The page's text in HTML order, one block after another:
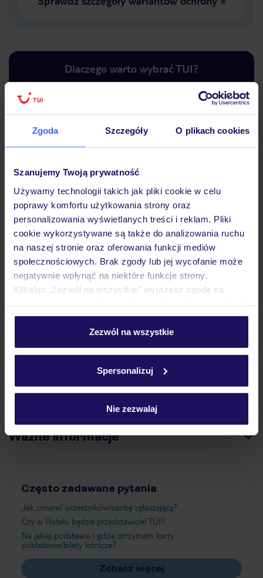
Zgoda Szczegóły O plikach cookies
Szanujemy Twoją prywatność
Używamy technologii takich jak pliki cookie w celu
poprawy komfortu użytkowania strony oraz
personalizowania wyświetlanych treści i reklam. Pliki
cookie wykorzystywane są także do analizowania ruchu
na naszej stronie oraz oferowania funkcji mediów
społecznościowych. Brak zgody lub jej wycofanie może
negatywnie wpłynąć na niektóre funkcje strony.
Klikając „Zezwól na wszystkie” wyrażasz zgodę na
personalizować swój wybór wchodząc w zakładkę
Szczegółowe informacje o plikach cookie znajdziesz
Zezwól na wszystkie
Spersonalizuj
Nie zezwalaj
Dlaczego warto wybrać TUI?
Lider niskich cen
Największe biuro
30 lat w
Hotel
Opinie
Wyżywienie
Atrakcje
Ważne informacje
Często zadawane pytania
Jak zmienić uczestników/osobę zgłaszającą?
Czy w Hotelu będzie przedstawiciel TUI?
Na jakiej podstawie i gdzie otrzymam karty
pokładowe/bilety lotnicze?
Zobacz więcej